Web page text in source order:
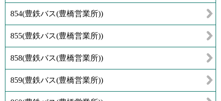
854(豊鉄バス(豊橋営業所))
855(豊鉄バス(豊橋営業所))
858(豊鉄バス(豊橋営業所))
859(豊鉄バス(豊橋営業所))